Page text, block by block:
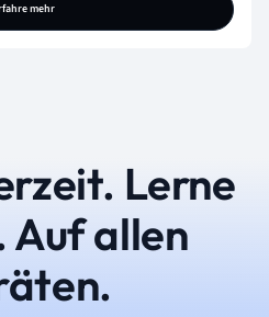
mehr
Lerne
Auf allen